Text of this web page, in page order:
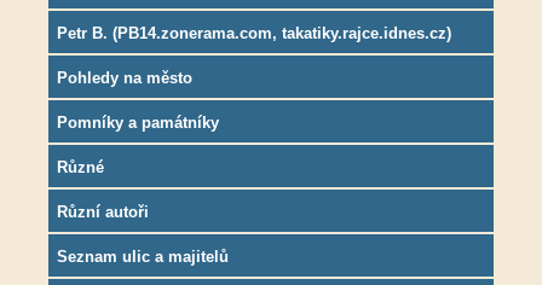
Petr B. (PB14.zonerama.com, takatiky.rajce.idnes.cz)
Pohledy na město
Pomníky a památníky
Různé
Různí autoři
Seznam ulic a majitelů